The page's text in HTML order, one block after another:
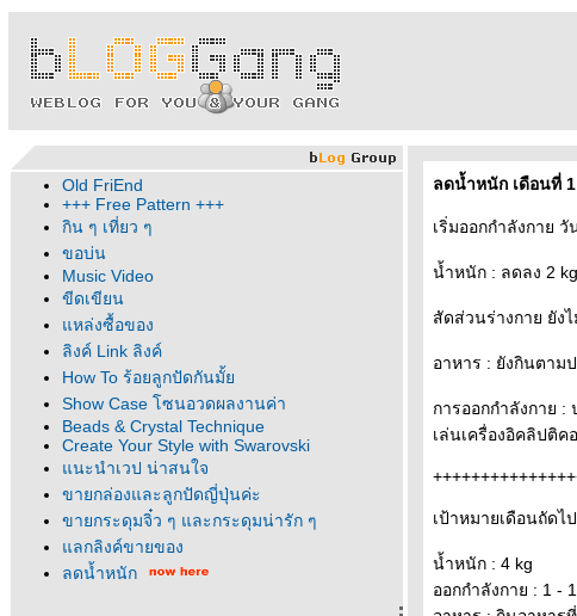
Old FriEnd
+++ Free Pattern +++
กิน ๆ เที่ยว ๆ
ขอบ่น
Music Video
ขีดเขียน
หล่งซื้อของ
ลิงค์ Link ลิงค์
How To ร้อยลูกปัดกันมั้
Show Case โซนอวดผลงานค่า
Beads & Crystal Technique
Create Your Style with Swarovski
นะนำเวป น่าสนใจ
ขายกล่องและลูกปัดญี่ปุ่นค่ะ
ขายกระดุมจิ๋ว ๆ และกระดุมน่ารัก ๆ
ลกลิงค์ขายของ
ลดน้ำหนัก
ลดน้ำหนัก เดือนที่ 1
เริ่มออกกำลังกาย
น้ำหนัก : ลดลง 2 kg
สัดส่วนร่างกาย ยัง
อาหาร : ยังกินตาม
การออกกำลังกาย
เล่นเครื่องอิคลิปติค
เป้าหมายเดือนถัดไป
น้ำหนัก : 4 kg
ออกกำลังกาย : 1 -